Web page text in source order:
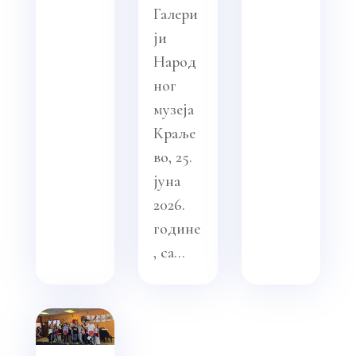
Галери
ји
Народ
ног
музеја
Краље
во, 25.
јуна
2026.
године
, са...